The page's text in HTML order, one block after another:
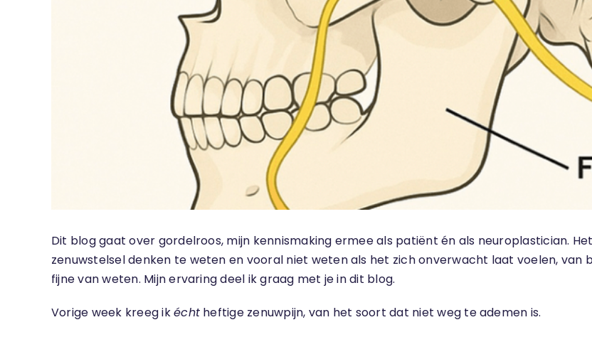
Dit blog gaat over gordelroos, mijn kennismaking ermee als patiënt én als neuroplastician.
zenuwstelsel denken te weten en vooral niet weten als het zich onverwacht laat voelen, van
fijne van weten. Mijn ervaring deel ik graag met je in dit blog.
Vorige week kreeg ikécht heftige zenuwpijn, van het soort dat niet weg te ademen is.